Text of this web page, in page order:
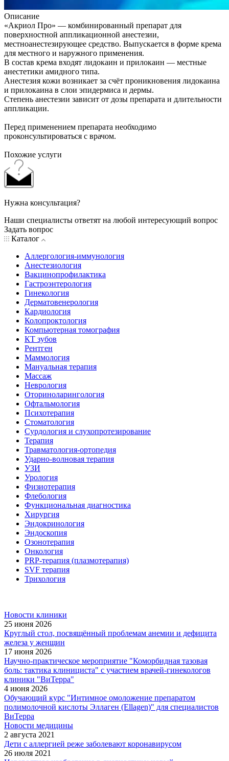
Описание
«Акриол Про» — комбинированный препарат для
поверхностной аппликационной анестезии,
местноанестезирующее средство. Выпускается в форме крема
для местного и наружного применения.
В состав крема входят лидокаин и прилокаин — местные
анестетики амидного типа.
Анестезия кожи возникает за счёт проникновения лидокаина
и прилокаина в слои эпидермиса и дермы.
Степень анестезии зависит от дозы препарата и длительности
аппликации.
Перед применением препарата необходимо
проконсультироваться с врачом.
Похожие услуги
Нужна консультация?
Наши специалисты ответят на любой интересующий вопрос
Задать вопрос
Каталог
Аллергология-иммунология
Анестезиология
Вакцинопрофилактика
Гастроэнтерология
Гинекология
Дерматовенерология
Кардиология
Колопроктология
Компьютерная томография
КТ зубов
Рентген
Маммология
Мануальная терапия
Массаж
Неврология
Оториноларингология
Офтальмология
Психотерапия
Стоматология
Сурдология и слухопротезирование
Терапия
Травматология-ортопедия
Ударно-волновая терапия
УЗИ
Урология
Физиотерапия
Флебология
Функциональная диагностика
Хирургия
Эндокринология
Эндоскопия
Озонотерапия
Онкология
PRP-терапия (плазмотерапия)
SVF терапия
Трихология
Новости клиники
25 июня 2026
Круглый стол, посвящённый проблемам анемии и дефицита
железа у женщин
17 июня 2026
Научно-практическое мероприятие "Коморбидная тазовая
боль: тактика клинициста" с участием врачей-гинекологов
клиники "ВиТерра"
4 июня 2026
Обучающий курс "Интимное омоложение препаратом
полимолочной кислоты Эллаген (Ellagen)" для специалистов
ВиТерра
Новости медицины
2 августа 2021
Дети с аллергией реже заболевают коронавирусом
26 июля 2021